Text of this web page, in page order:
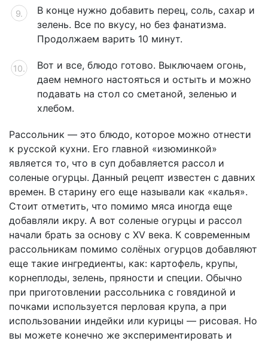
В конце нужно добавить перец, соль, сахар и
зелень. Все по вкусу, но без фанатизма.
Продолжаем варить 10 минут.
Вот и все, блюдо готово. Выключаем огонь,
даем немного настояться и остыть и можно
подавать на стол со сметаной, зеленью и
хлебом.
Рассольник — это блюдо, которое можно отнести
к русской кухни. Его главной «изюминкой»
является то, что в суп добавляется рассол и
соленые огурцы. Данный рецепт известен с давних
времен. В старину его еще называли как «калья».
Стоит отметить, что помимо мяса иногда еще
добавляли икру. А вот соленые огурцы и рассол
начали брать за основу с XV века. К современным
рассольникам помимо солёных огурцов добавляют
еще такие ингредиенты, как: картофель, крупы,
корнеплоды, зелень, пряности и специи. Обычно
при приготовлении рассольника с говядиной и
почками используется перловая крупа, а при
использовании индейки или курицы — рисовая. Но
вы можете конечно же экспериментировать и